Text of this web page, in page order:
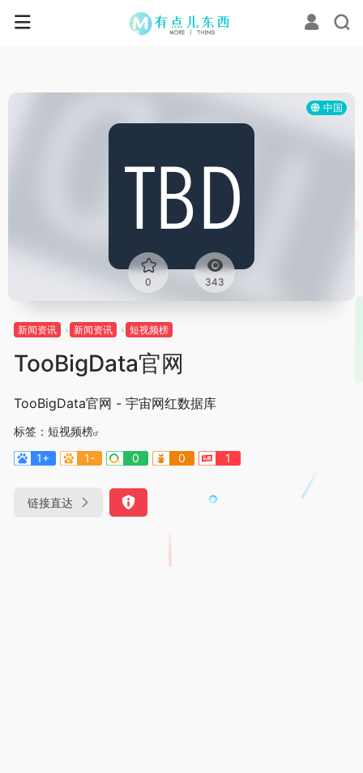
中国
0 343
新闻资讯 新闻资讯 短视频榜
TooBigData官网
TooBigData官网 - 宇宙网红数据库
标签： 短视频榜
1+
1- 0 0 1
链接直达